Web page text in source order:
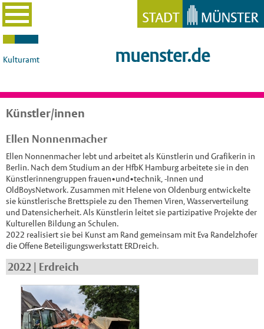
Kulturamt muenster.de
Künstler/innen
Ellen Nonnenmacher
Ellen Nonnenmacher lebt und arbeitet als Künstlerin und Grafikerin in
Berlin. Nach dem Studium an der HfbK Hamburg arbeitete sie in den
Künstlerinnengruppen frauen•und•technik, -Innen und
OldBoysNetwork. Zusammen mit Helene von Oldenburg entwickelte
sie künstlerische Brettspiele zu den Themen Viren, Wasserverteilung
und Datensicherheit. Als Künstlerin leitet sie partizipative Projekte der
Kulturellen Bildung an Schulen.
2022 realisiert sie bei Kunst am Rand gemeinsam mit Eva Randelzhofer
die Offene Beteiligungswerkstatt ERDreich.
2022 | Erdreich